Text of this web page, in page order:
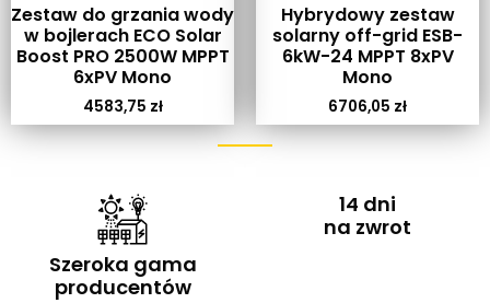
Zestaw do grzania wody
w bojlerach ECO Solar
Boost PRO 2500W MPPT
6xPV Mono
4583,75 zł
Hybrydowy zestaw
solarny off-grid ESB-
6kW-24 MPPT 8xPV
Mono
6706,05 zł
Szeroka gama
producentów
14 dni
na zwrot